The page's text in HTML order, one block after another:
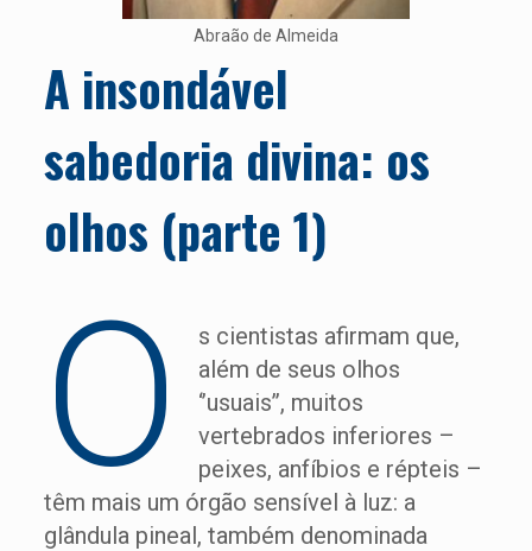
Abraão de Almeida
A insondável
sabedoria divina: os
olhos (parte 1)
O
s cientistas afirmam que,
além de seus olhos
‘’usuais’’, muitos
vertebrados inferiores –
peixes, anfíbios e répteis –
têm mais um órgão sensível à luz: a
glândula pineal, também denominada